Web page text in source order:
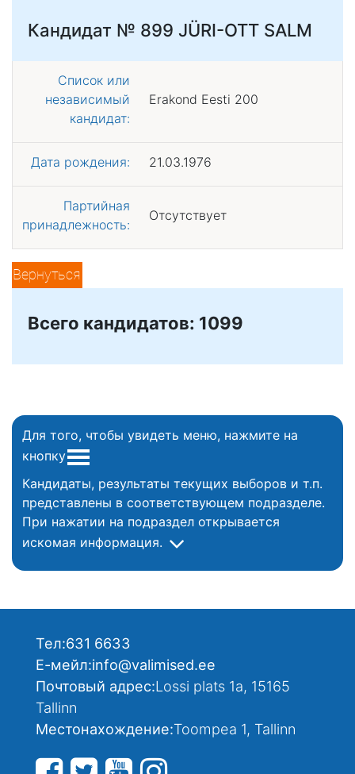
Кандидат № 899 JÜRI-OTT SALM
Список или
независимый
кандидат:
Erakond Eesti 200
Дата рождения: 21.03.1976
Партийная
принадлежность:
Отсутствует
Вернуться
Всего кандидатов: 1099
Для того, чтобы увидеть меню, нажмите на
кнопку
Кандидаты, результаты текущих выборов и т.п.
представлены в соответствующем подразделе.
При нажатии на подраздел открывается
искомая информация.
Тел:631 6633
Е-мейл:info@valimised.ee
Почтовый адрес:Lossi plats 1a, 15165
Tallinn
Местонахождение:Toompea 1, Tallinn